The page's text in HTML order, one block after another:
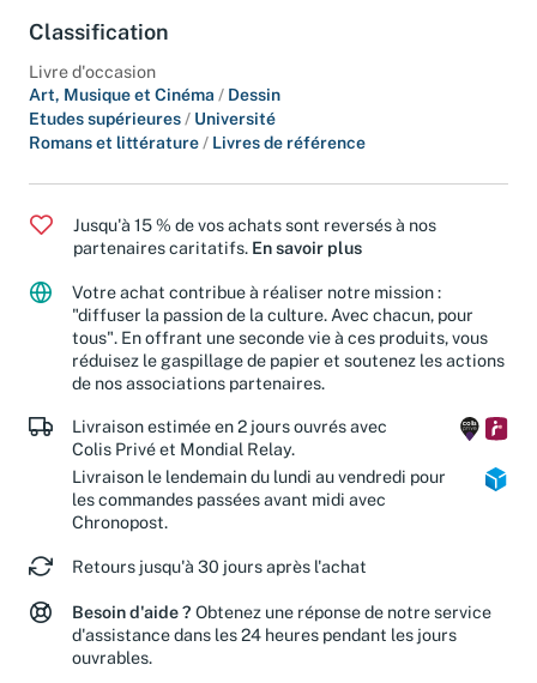
Classification
Livre d'occasion
Art, Musique et Cinéma/Dessin
Etudes supérieures/Université
Jusqu'à 15 % de vos achats sont reversés à nos
partenaires caritatifs.
En savoir plus
Votre achat contribue à réaliser notre mission :
"diffuser la passion de la culture. Avec chacun, pour
tous". En offrant une seconde vie à ces produits, vous
réduisez le gaspillage de papier et soutenez les actions
de nos associations partenaires.
Livraison estimée en 2 jours ouvrés avec
Colis Privé et Mondial Relay.
Livraison le lendemain du lundi au vendredi pour
les commandes passées avant midi avec
Retours jusqu'à 30 jours après l'achat
Besoin d'aide ?Obtenez une réponse de notre service
d'assistance dans les 24 heures pendant les jours